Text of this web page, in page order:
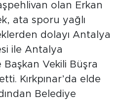
olan Erkan
ata sporu yağlı
dolayı Antalya
ile Antalya
Vekili Büşra
Kırkpınar’da elde
Belediye